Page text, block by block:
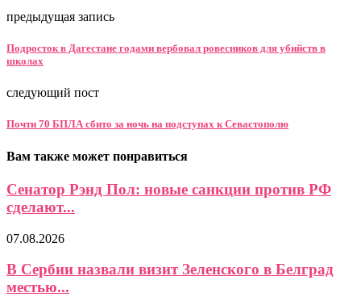
предыдущая запись
Подросток в Дагестане годами вербовал ровесников для убийств в
школах
следующий пост
Почти 70 БПЛА сбито за ночь на подступах к Севастополю
Вам также может понравиться
Сенатор Рэнд Пол: новые санкции против РФ
сделают...
07.08.2026
В Сербии назвали визит Зеленского в Белград
местью...